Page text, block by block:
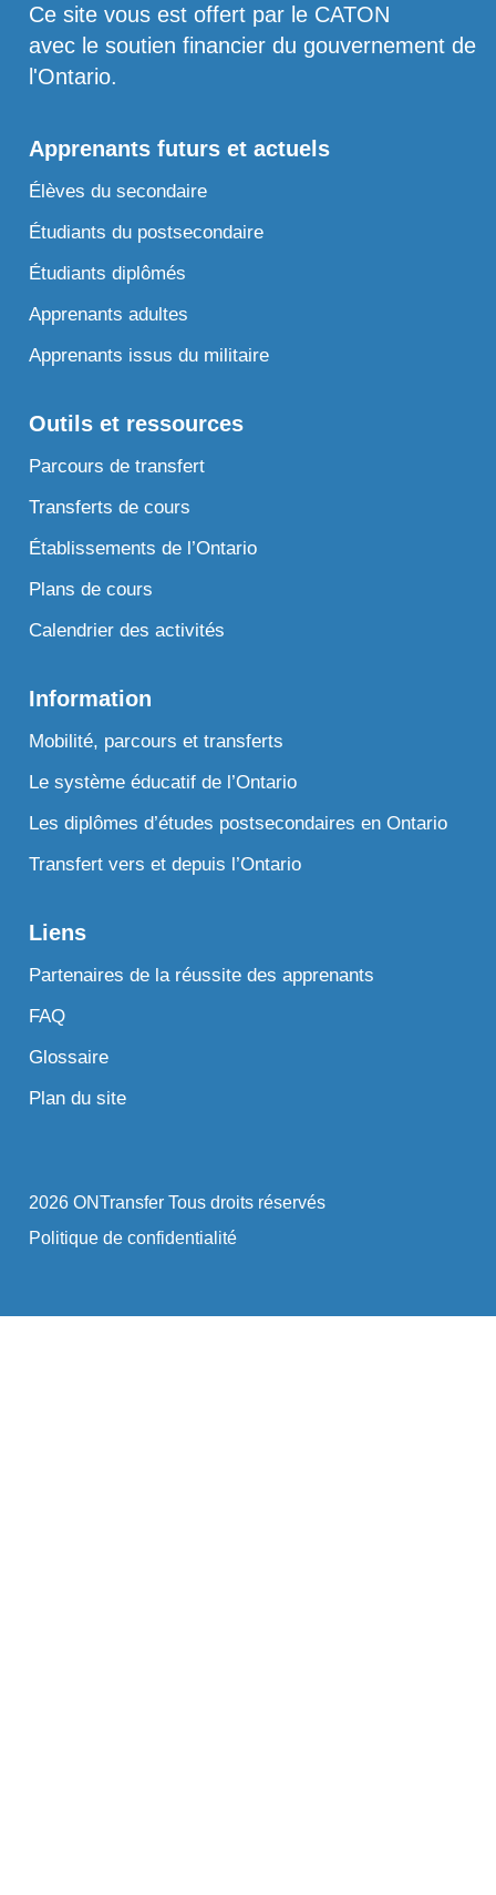
Ce site vous est offert par le CATON
avec le soutien financier du gouvernement de
l'Ontario.
Apprenants futurs et actuels
Élèves du secondaire
Étudiants du postsecondaire
Étudiants diplômés
Apprenants adultes
Apprenants issus du militaire
Outils et ressources
Parcours de transfert
Transferts de cours
Établissements de l’Ontario
Plans de cours
Calendrier des activités
Information
Mobilité, parcours et transferts
Le système éducatif de l’Ontario
Les diplômes d’études postsecondaires en Ontario
Transfert vers et depuis l’Ontario
Liens
Partenaires de la réussite des apprenants
FAQ
Glossaire
Plan du site
2026 ONTransfer Tous droits réservés
Politique de confidentialité